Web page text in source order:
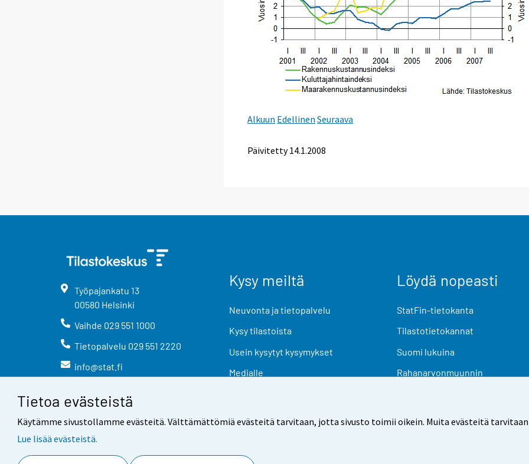
Tietoa evästeistä
Käytämme sivustollamme evästeitä. Välttämättömiä evästeitä tarvitaan, jotta sivusto toimii oikein. Muita evästeitä
Lue lisää evästeistä.
Alkuun Edellinen Seuraava
Päivitetty14.1.2008
Työpajankatu 13
00580 Helsinki
Vaihde 029 551 1000
Tietopalvelu 029 551 2220
info@stat.fi
Kysy meiltä
Neuvonta ja tietopalvelu
Kysy tilastoista
Usein kysytyt kysymykset
Medialle
Löydä nopeasti
StatFin-tietokanta
Tilastotietokannat
Suomi lukuina
Rahanarvonmuunnin